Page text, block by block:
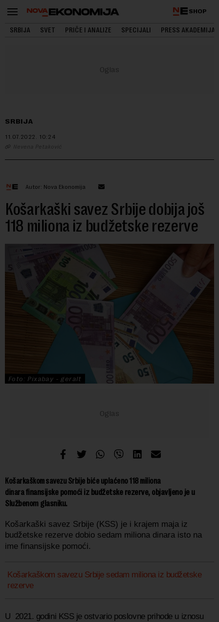
SHOP
SRBIJA SVET PRIČE I ANALIZE SPECIJALI PRESS AKADEMIJA
SRBIJA
11.07.2022. 10:24
Nevena Petaković
Autor: Nova Ekonomija
Košarkaški savez Srbije dobija još
118 miliona iz budžetske rezerve
Foto: Pixabay - geralt
Košarkaškom savezu Srbije biće uplaćeno 118 miliona
dinarafinansijske pomoći iz budžetske rezerve, objavljeno je u
Službenom glasniku.
Košarkaški savez Srbije (KSS) je i krajem maja iz
budžetske rezerve dobio sedam miliona dinara isto na
ime finansijske pomoći.
Košarkaškom savezu Srbije sedam miliona iz budžetske
rezerve
U 2021. godini KSS je ostvario poslovne prihode u iznosu